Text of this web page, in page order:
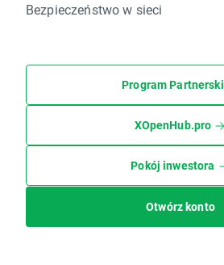
Bezpieczeństwo w sieci
Program Partnerski
XOpenHub.pro
Pokój inwestora
Otwórz konto